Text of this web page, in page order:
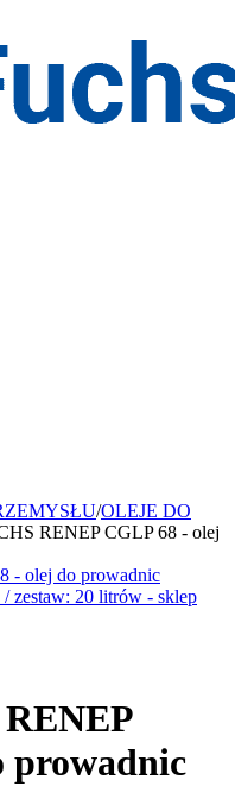
/OLEJE DO
RENEP CGLP 68 - olej
prowadnic